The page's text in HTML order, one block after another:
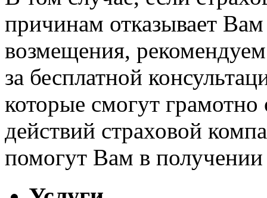
причинам отказывает
возмещения,
за бесплатной
которые смогут
действий страховой
помогут Вам в